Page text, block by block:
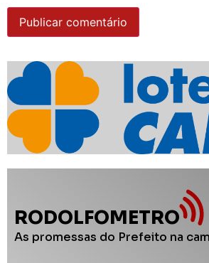
RODOLFOMETRO
As promessas do Prefeito na